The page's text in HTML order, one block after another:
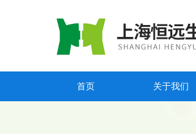
首页 关于我们